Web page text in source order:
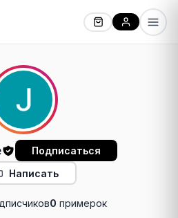
Подписаться
Написать
0 примерок